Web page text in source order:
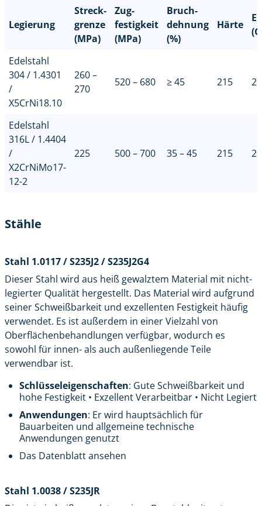
Legierung
Streck-
grenze
(MPa)
Zug-
festigkeit
(MPa)
Bruch-
dehnung
(%)
Härte
Edelstahl
304 / 1.4301
/
X5CrNi18.10
260 –
270
520 – 680 ≥ 45 215
Edelstahl
316L / 1.4404
/
X2CrNiMo17-
12-2
225 500 – 700 35 – 45 215
Stähle
Stahl 1.0117 / S235J2 / S235J2G4
Dieser Stahl wird aus heiß gewalztem Material mit nicht-
legierter Qualität hergestellt. Das Material wird aufgrund
seiner Schweißbarkeit und exzellenten Festigkeit häufig
verwendet. Es ist außerdem in einer Vielzahl von
Oberflächenbehandlungen verfügbar, wodurch es
sowohl für innen- als auch außenliegende Teile
verwendbar ist.
Schlüsseleigenschaften: Gute Schweißbarkeit und
hohe Festigkeit • Exzellent Verarbeitbar • Nicht Legiert
Anwendungen: Er wird hauptsächlich für
Bauarbeiten und allgemeine technische
Anwendungen genutzt
Das Datenblatt ansehen
Stahl 1.0038 / S235JR